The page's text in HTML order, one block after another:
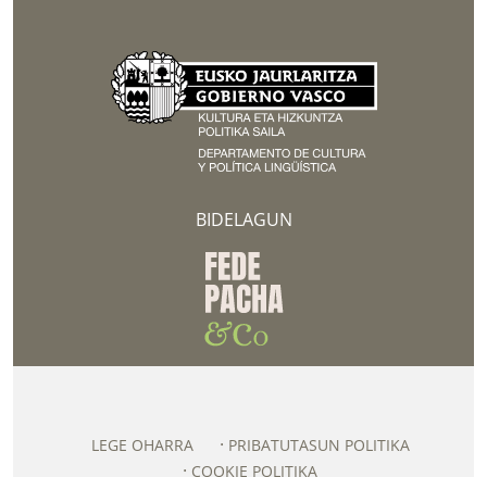
BIDELAGUN
LEGE OHARRA
PRIBATUTASUN POLITIKA
COOKIE POLITIKA